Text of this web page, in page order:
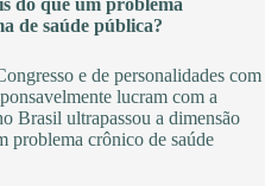
do que um problema
de saúde pública?
e de personalidades com
lucram com a
Brasil ultrapassou a dimensão
problema crônico de saúde